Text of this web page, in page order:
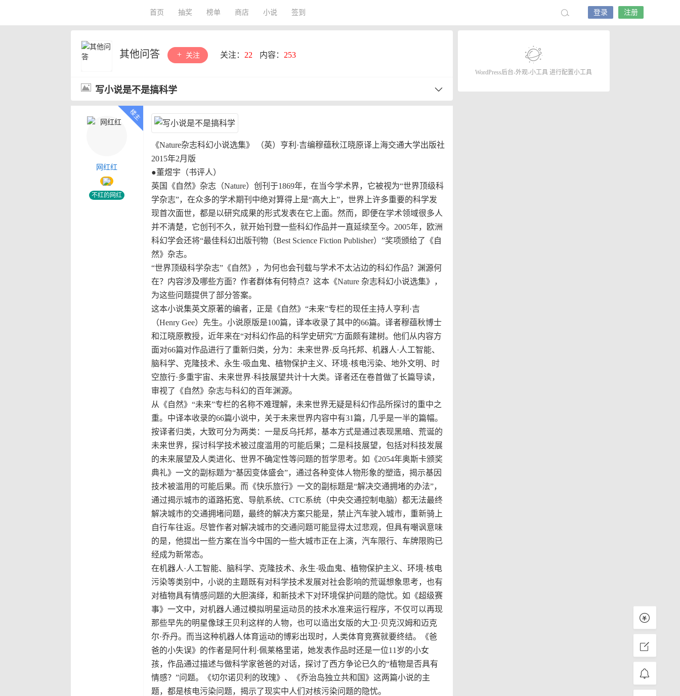
首页 抽奖 榜单 商店 小说 签到 登录 注册
其他问答 关注 关注： 22 内容： 253
写小说是不是搞科学
网红红
不红的网红
《Nature杂志科幻小说选集》 （英）亨利·吉编穆蕴秋江晓原译上海交通大学出版社
2015年2月版
●董煜宇（书评人）
英国《自然》杂志（Nature）创刊于1869年，在当今学术界，它被视为“世界顶级科
学杂志”，在众多的学术期刊中绝对算得上是“高大上”，世界上许多重要的科学发
现首次面世，都是以研究成果的形式发表在它上面。然而，即便在学术领域很多人
并不清楚，它创刊不久，就开始刊登一些科幻作品并一直延续至今。2005年，欧洲
科幻学会还将“最佳科幻出版刊物（Best Science Fiction Publisher）”奖项颁给了《自
然》杂志。
“世界顶级科学杂志”《自然》，为何也会刊载与学术不太沾边的科幻作品？渊源何
在？内容涉及哪些方面？作者群体有何特点？这本《Nature 杂志科幻小说选集》，
为这些问题提供了部分答案。
这本小说集英文原著的编者，正是《自然》“未来”专栏的现任主持人亨利·吉
（Henry Gee）先生。小说原版是100篇，译本收录了其中的66篇。译者穆蕴秋博士
和江晓原教授，近年来在“对科幻作品的科学史研究”方面颇有建树。他们从内容方
面对66篇对作品进行了重新归类，分为：未来世界·反乌托邦、机器人·人工智能、
脑科学、克隆技术、永生·吸血鬼、植物保护主义、环境·核电污染、地外文明、时
空旅行·多重宇宙、未来世界·科技展望共计十大类。译者还在卷首做了长篇导读，
审视了《自然》杂志与科幻的百年渊源。
从《自然》“未来”专栏的名称不难理解，未来世界无疑是科幻作品所探讨的重中之
重。中译本收录的66篇小说中，关于未来世界内容中有31篇，几乎是一半的篇幅。
按译者归类，大致可分为两类：一是反乌托邦，基本方式是通过表现黑暗、荒诞的
未来世界，探讨科学技术被过度滥用的可能后果；二是科技展望，包括对科技发展
的未来展望及人类进化、世界不确定性等问题的哲学思考。如《2054年奥斯卡颁奖
典礼》一文的副标题为“基因变体盛会”，通过各种变体人物形象的塑造，揭示基因
技术被滥用的可能后果。而《快乐旅行》一文的副标题是“解决交通拥堵的办法”，
通过揭示城市的道路拓宽、导航系统、CTC系统（中央交通控制电脑）都无法最终
解决城市的交通拥堵问题，最终的解决方案只能是，禁止汽车驶入城市，重新骑上
自行车往返。尽管作者对解决城市的交通问题可能显得太过悲观，但具有嘲讽意味
的是，他提出一些方案在当今中国的一些大城市正在上演，汽车限行、车牌限购已
经成为新常态。
在机器人·人工智能、脑科学、克隆技术、永生·吸血鬼、植物保护主义、环境·核电
污染等类别中，小说的主题既有对科学技术发展对社会影响的荒诞想象思考，也有
对植物具有情感问题的大胆演绎，和新技术下对环境保护问题的隐忧。如《超级赛
事》一文中，对机器人通过模拟明星运动员的技术水准来运行程序，不仅可以再现
那些早先的明星像球王贝利这样的人物，也可以造出女版的大卫·贝克汉姆和迈克
尔·乔丹。而当这种机器人体育运动的博彩出现时，人类体育竞赛就要终结。《爸
爸的小失误》的作者是阿什利·佩莱格里诺，她发表作品时还是一位11岁的小女
孩，作品通过描述与做科学家爸爸的对话，探讨了西方争论已久的“植物是否具有
情感？”问题。《切尔诺贝利的玫瑰》、《乔治岛独立共和国》这两篇小说的主
题，都是核电污染问题，揭示了现实中人们对核污染问题的隐忧。
WordPress后台-外观-小工具 进行配置小工具